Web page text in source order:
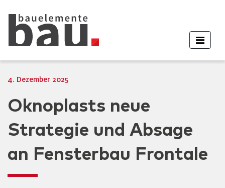
4. Dezember 2025
Oknoplasts neue
Strategie und Absage
an Fensterbau Frontale